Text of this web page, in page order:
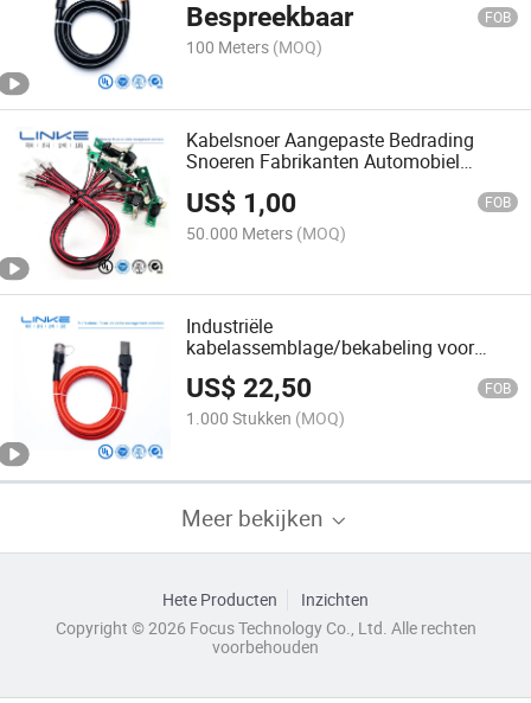
energieauto
Bespreekbaar FOB
100 Meters (MOQ)
Kabelsnoer Aangepaste Bedrading
Snoeren Fabrikanten Automobiel
US$ 1,00 FOB
50.000 Meters (MOQ)
Industriële
kabelassemblage/bekabeling voor
automatisering auto bekabeling
US$22,50 FOB
1.000 Stukken (MOQ)
Meer bekijken
Hete Producten
Inzichten
Copyright © 2026 Focus Technology Co., Ltd. Alle rechten
voorbehouden